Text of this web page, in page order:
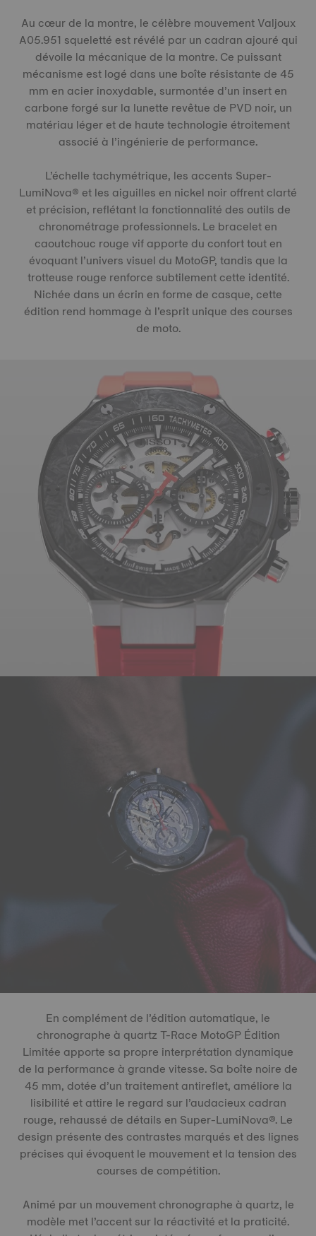
Au cœur de la montre, le célèbre mouvement Valjoux
A05.951 squeletté est révélé par un cadran ajouré qui
dévoile la mécanique de la montre. Ce puissant
mécanisme est logé dans une boîte résistante de 45
mm en acier inoxydable, surmontée d’un insert en
carbone forgé sur la lunette revêtue de PVD noir, un
matériau léger et de haute technologie étroitement
associé à l’ingénierie de performance.
L’échelle tachymétrique, les accents Super-
LumiNova® et les aiguilles en nickel noir offrent clarté
et précision, reflétant la fonctionnalité des outils de
chronométrage professionnels. Le bracelet en
caoutchouc rouge vif apporte du confort tout en
évoquant l’univers visuel du MotoGP, tandis que la
trotteuse rouge renforce subtilement cette identité.
Nichée dans un écrin en forme de casque, cette
édition rend hommage à l’esprit unique des courses
de moto.
En complément de l’édition automatique, le
chronographe à quartz T-Race MotoGP Édition
Limitée apporte sa propre interprétation dynamique
de la performance à grande vitesse. Sa boîte noire de
45 mm, dotée d’un traitement antireflet, améliore la
lisibilité et attire le regard sur l’audacieux cadran
rouge, rehaussé de détails en Super-LumiNova®. Le
design présente des contrastes marqués et des lignes
précises qui évoquent le mouvement et la tension des
courses de compétition.
Animé par un mouvement chronographe à quartz, le
modèle met l’accent sur la réactivité et la praticité.